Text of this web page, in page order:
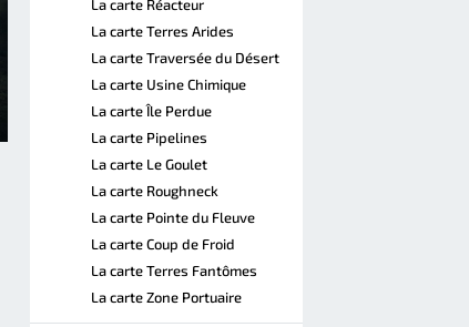
La carte Réacteur
La carte Terres Arides
La carte Traversée du Désert
La carte Usine Chimique
La carte Île Perdue
La carte Pipelines
La carte Le Goulet
La carte Roughneck
La carte Pointe du Fleuve
La carte Coup de Froid
La carte Terres Fantômes
La carte Zone Portuaire